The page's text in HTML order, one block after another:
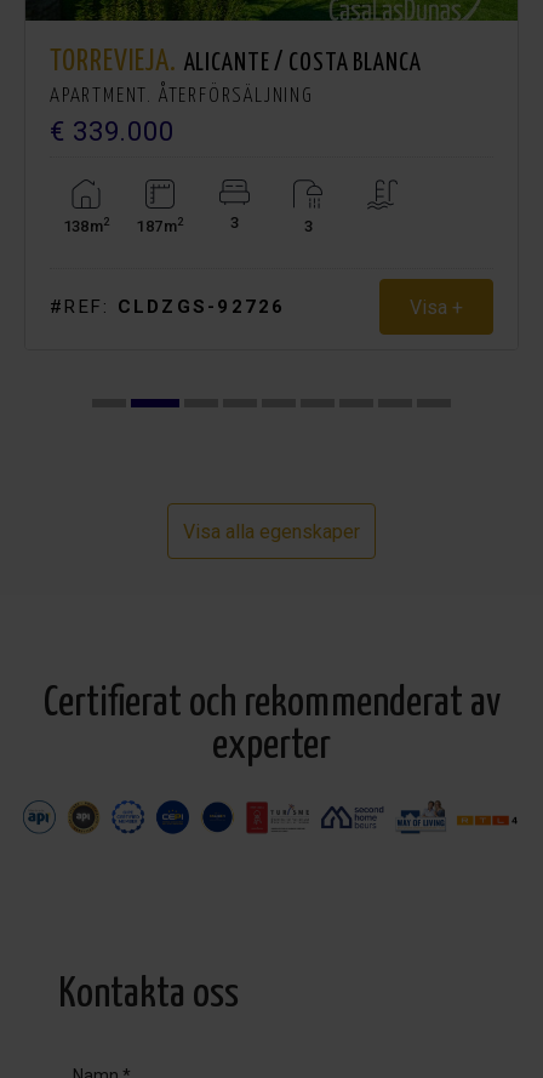
TORREVIEJA. ALICANTE / COSTA BLANCA
APARTMENT. ÅTERFÖRSÄLJNING
€ 339.000
138m2 187m2 3 3
#REF: CLDZGS-92726 Visa +
Visa alla egenskaper
Certifierat och rekommenderat av
experter
Kontakta oss